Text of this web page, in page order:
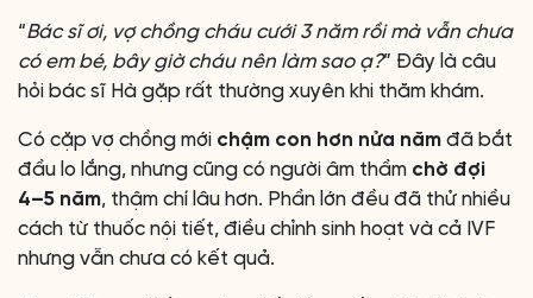
“Bác sĩ ơi, vợ chồng cháu cưới 3 năm rồi mà vẫn chưa
có em bé, bây giờ cháu nên làm sao ạ?” Đây là câu
hỏi bác sĩ Hà gặp rất thường xuyên khi thăm khám.
Có cặp vợ chồng mới chậm con hơn nửa năm đã bắt
đầu lo lắng, nhưng cũng có người âm thầm chờ đợi
4–5 năm, thậm chí lâu hơn. Phần lớn đều đã thử nhiều
cách từ thuốc nội tiết, điều chỉnh sinh hoạt và cả IVF
nhưng vẫn chưa có kết quả.